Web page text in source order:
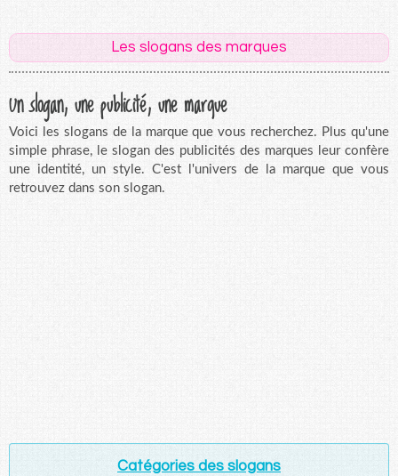
Les slogans des marques
Un slogan, une publicité, une marque
Voici les slogans de la marque que vous recherchez. Plus qu'une
simple phrase, le slogan des publicités des marques leur confère
une identité, un style. C'est l'univers de la marque que vous
retrouvez dans son slogan.
Catégories des slogans